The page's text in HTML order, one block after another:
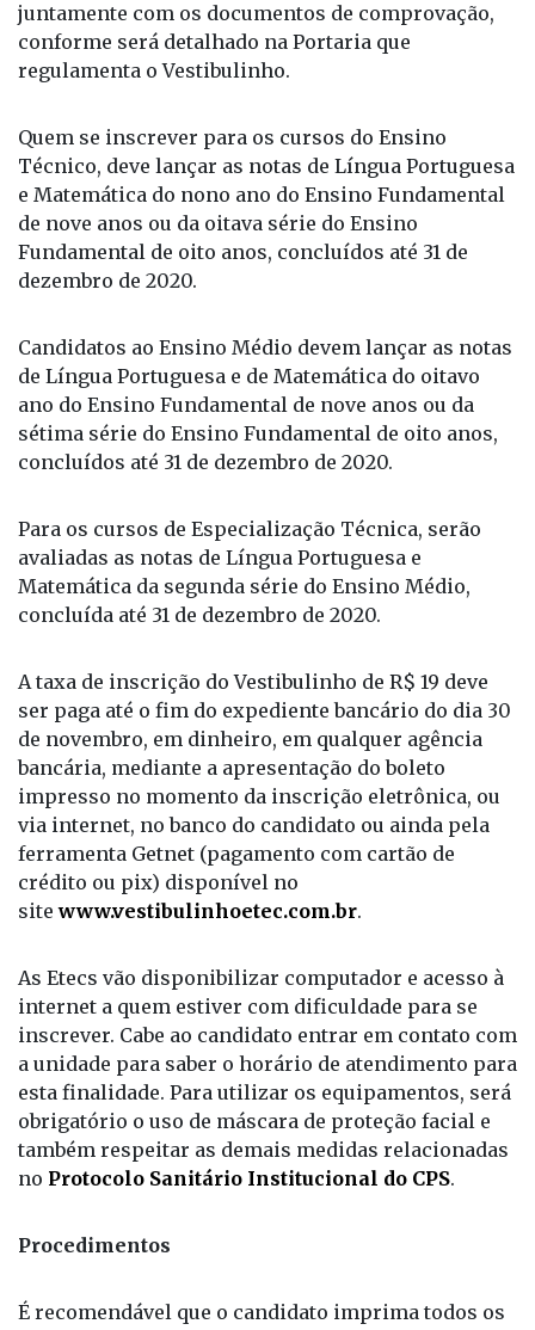
juntamente com os documentos de comprovação,
conforme será detalhado na Portaria que
regulamenta o Vestibulinho.
Quem se inscrever para os cursos do Ensino
Técnico, deve lançar as notas de Língua Portuguesa
e Matemática do nono ano do Ensino Fundamental
de nove anos ou da oitava série do Ensino
Fundamental de oito anos, concluídos até 31 de
dezembro de 2020.
Candidatos ao Ensino Médio devem lançar as notas
de Língua Portuguesa e de Matemática do oitavo
ano do Ensino Fundamental de nove anos ou da
sétima série do Ensino Fundamental de oito anos,
concluídos até 31 de dezembro de 2020.
Para os cursos de Especialização Técnica, serão
avaliadas as notas de Língua Portuguesa e
Matemática da segunda série do Ensino Médio,
concluída até 31 de dezembro de 2020.
A taxa de inscrição do Vestibulinho de R$ 19 deve
ser paga até o fim do expediente bancário do dia 30
de novembro, em dinheiro, em qualquer agência
bancária, mediante a apresentação do boleto
impresso no momento da inscrição eletrônica, ou
via internet, no banco do candidato ou ainda pela
ferramenta Getnet (pagamento com cartão de
crédito ou pix) disponível no
sitewww.vestibulinhoetec.com.br.
As Etecs vão disponibilizar computador e acesso à
internet a quem estiver com dificuldade para se
inscrever. Cabe ao candidato entrar em contato com
a unidade para saber o horário de atendimento para
esta finalidade. Para utilizar os equipamentos, será
obrigatório o uso de máscara de proteção facial e
também respeitar as demais medidas relacionadas
no Protocolo Sanitário Institucional do CPS.
Procedimentos
É recomendável que o candidato imprima todos os